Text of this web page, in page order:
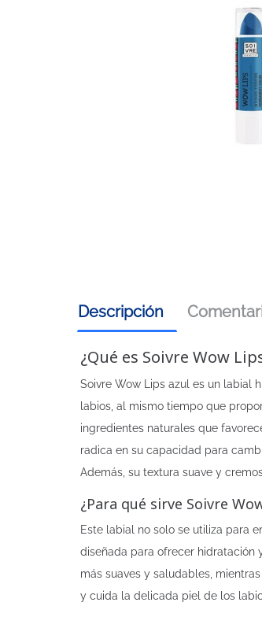
Descripción
¿Qué es Soivre Wow
Soivre Wow Lips azul es un labial
labios, al mismo tiempo que
ingredientes naturales que
radica en su capacidad para
Además, su textura suave y
¿Para qué sirve Soivre
Este labial no solo se utiliza para
diseñada para ofrecer hidratación
más suaves y saludables,
y cuida la delicada piel de los